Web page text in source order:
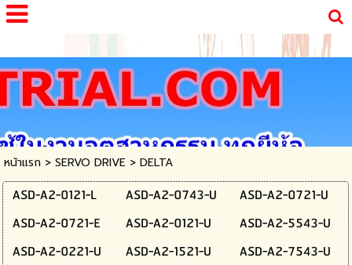
google-site-verification=oIrhOd5rmKXY4Cg78A-
CAG6GfCLcmmt5tElxggt1J7g
หน้าแรก> SERVO DRIVE> DELTA
ASD-A2-0121-L ASD-A2-0743-U
ASD-A2-0721-U
ASD-A2-0721-E
ASD-A2-0121-U
ASD-A2-5543-U
ASD-A2-0221-U
ASD-A2-1521-U
ASD-A2-7543-U